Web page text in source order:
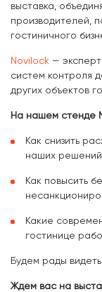
выставка,
производителей,
гостиничного
Novilock —
систем контроля
других объектов
На нашем стенде
Как снизить
наших
Как повысить
Какие
гостинице
Будем рады
Ждем вас на